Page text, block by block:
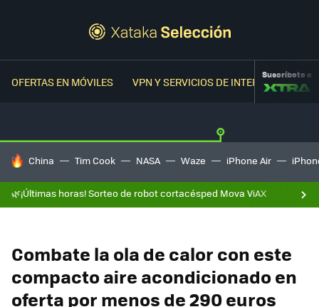
OFERTAS EN MÓVILES VPN Y SERVICIOS DE INTERNETSuscríbete a
HOY SE HABLA DE
China Tim Cook NASA Waze iPhone Air
🌿¡Últimas horas! Sorteo de robot cortacésped Mova ViAX
Combate la ola de calor con este
compacto aire acondicionado en
oferta por menos de 290 euros